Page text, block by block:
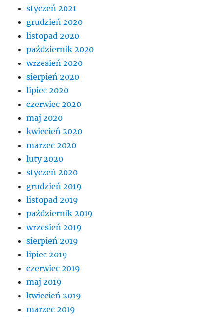
styczeń 2021
grudzień 2020
listopad 2020
październik 2020
wrzesień 2020
sierpień 2020
lipiec 2020
czerwiec 2020
maj 2020
kwiecień 2020
marzec 2020
luty 2020
styczeń 2020
grudzień 2019
listopad 2019
październik 2019
wrzesień 2019
sierpień 2019
lipiec 2019
czerwiec 2019
maj 2019
kwiecień 2019
marzec 2019